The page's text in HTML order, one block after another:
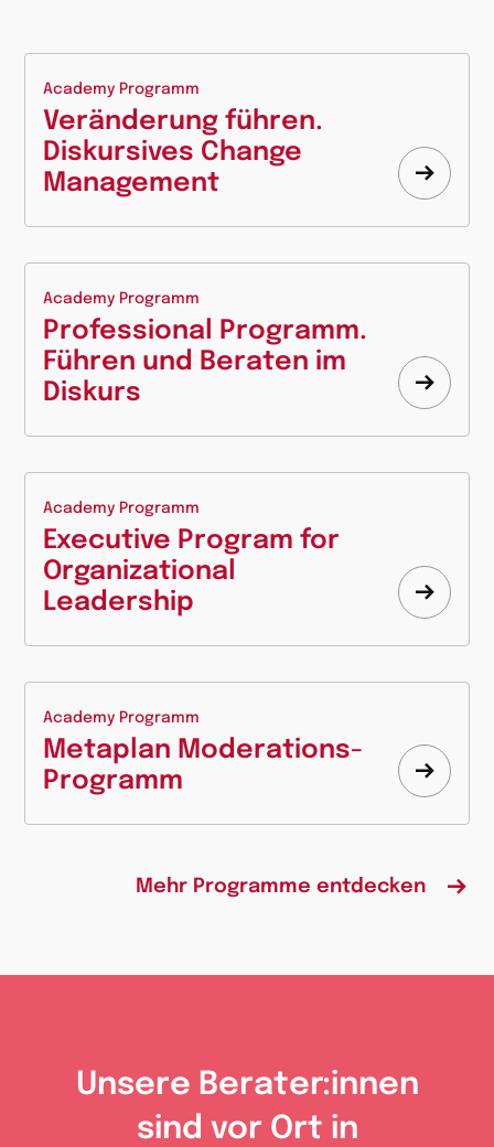
Academy Programm
Veränderung führen.
Diskursives Change
Management
Mehr
Academy Programm
Professional Programm.
Führen und Beraten im
Diskurs
Mehr
Academy Programm
Executive Program for
Organizational
Leadership
Mehr
Academy Programm
Metaplan Moderations-
Programm
Mehr
Mehr Programme entdecken
Unsere Berater:innen
sind vor Ort in